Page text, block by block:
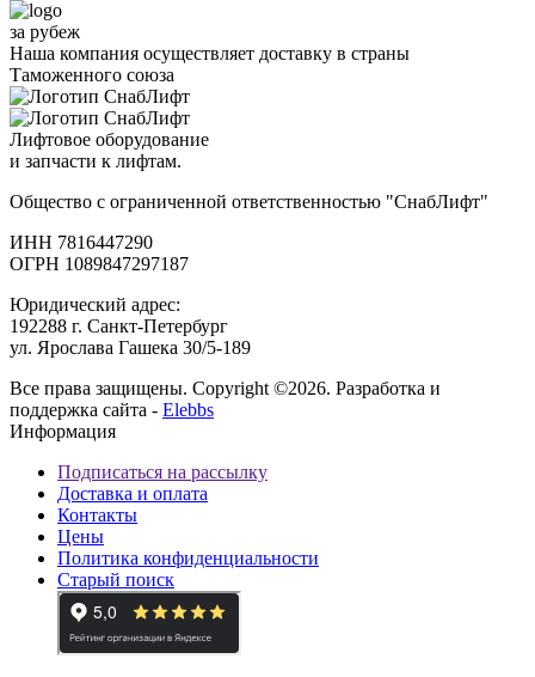
за рубеж
Наша компания осуществляет доставку в страны
Таможенного союза
Лифтовое оборудование
и запчасти к лифтам.
Общество с ограниченной ответственностью "СнабЛифт"
ИНН 7816447290
ОГРН 1089847297187
Юридический адрес:
192288 г. Санкт-Петербург
ул. Ярослава Гашека 30/5-189
Все права защищены. Copyright ©2026. Разработка и
поддержка сайта - Elebbs
Информация
Подписаться на рассылку
Доставка и оплата
Контакты
Цены
Политика конфиденциальности
Старый поиск